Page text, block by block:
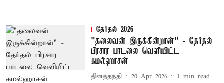
தேர்தல் 2026
"தலைவன் இருக்கின்றான்" - தேர்தல்
பிரசார பாடலை வெளியிட்ட
கமல்ஹாசன்
தினத்தந்தி 20 Apr 2026 1 min read